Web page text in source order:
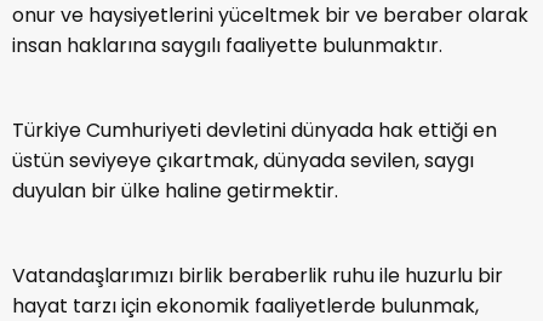
onur ve haysiyetlerini yüceltmek bir ve beraber olarak
insan haklarına saygılı faaliyette bulunmaktır.
Türkiye Cumhuriyeti devletini dünyada hak ettiği en
üstün seviyeye çıkartmak, dünyada sevilen, saygı
duyulan bir ülke haline getirmektir.
Vatandaşlarımızı birlik beraberlik ruhu ile huzurlu bir
hayat tarzı için ekonomik faaliyetlerde bulunmak,